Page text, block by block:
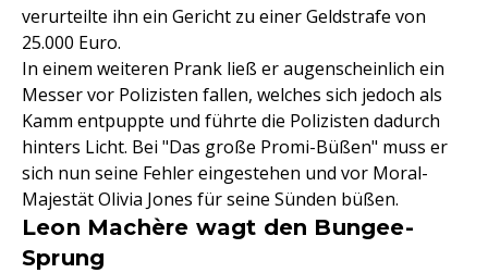
verurteilte ihn ein Gericht zu einer Geldstrafe von
25.000 Euro.
In einem weiteren Prank ließ er augenscheinlich ein
Messer vor Polizisten fallen, welches sich jedoch als
Kamm entpuppte und führte die Polizisten dadurch
hinters Licht. Bei "Das große Promi-Büßen" muss er
sich nun seine Fehler eingestehen und vor Moral-
Majestät Olivia Jones für seine Sünden büßen.
Leon Machère wagt den Bungee-
Sprung